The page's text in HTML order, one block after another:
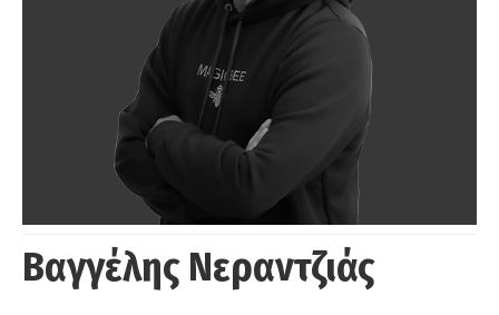
Βαγγέλης Νεραντζιάς